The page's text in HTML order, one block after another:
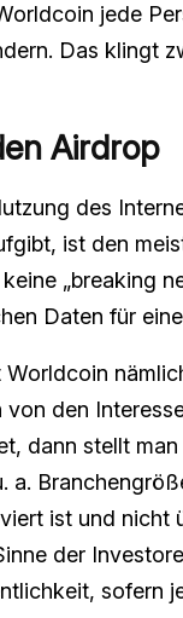
jede
Das klingt
Airdrop
des
ist den
„breaking
Daten für
den
dann stellt
a.
ist und nicht
der
sofern